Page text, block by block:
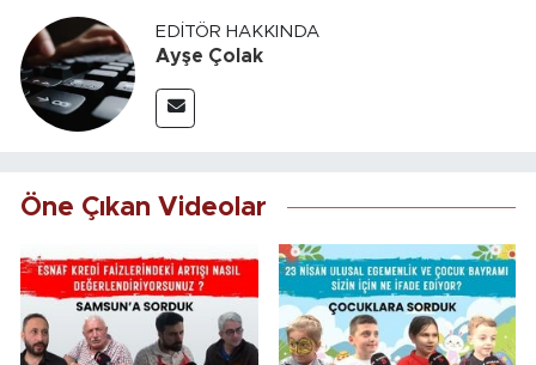
EDITÖR HAKKINDA
Ayşe Çolak
Öne Çıkan Videolar